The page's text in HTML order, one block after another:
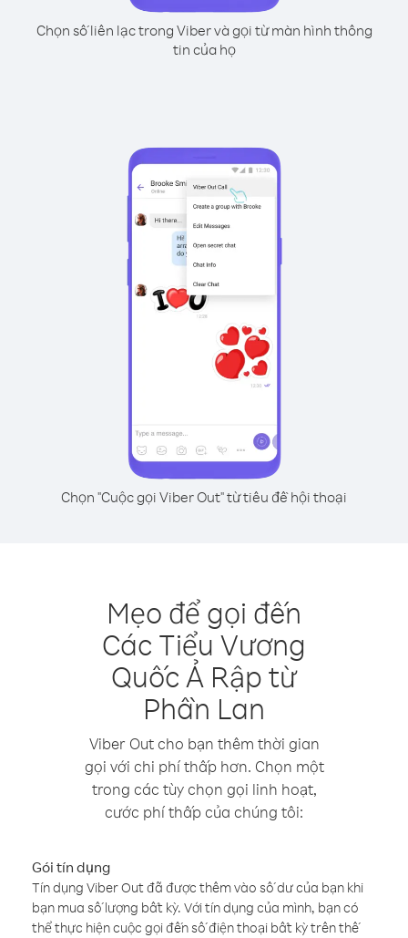
Chọn số liên lạc trong Viber và gọi từ màn hình thông
tin của họ
Chọn "Cuộc gọi Viber Out" từ tiêu đề hội thoại
Mẹo để gọi đến
Các Tiểu Vương
Quốc Ả Rập từ
Phần Lan
Viber Out cho bạn thêm thời gian
gọi với chi phí thấp hơn. Chọn một
trong các tùy chọn gọi linh hoạt,
cước phí thấp của chúng tôi:
Gói tín dụng
Tín dụng Viber Out đã được thêm vào số dư của bạn khi
bạn mua số lượng bất kỳ. Với tín dụng của mình, bạn có
thể thực hiện cuộc gọi đến số điện thoại bất kỳ trên thế